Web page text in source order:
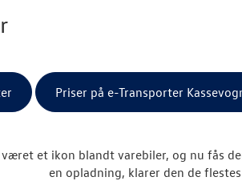
Priser på e-Transporter
et ikon blandt varebiler, og nu fås
en opladning, klarer den de